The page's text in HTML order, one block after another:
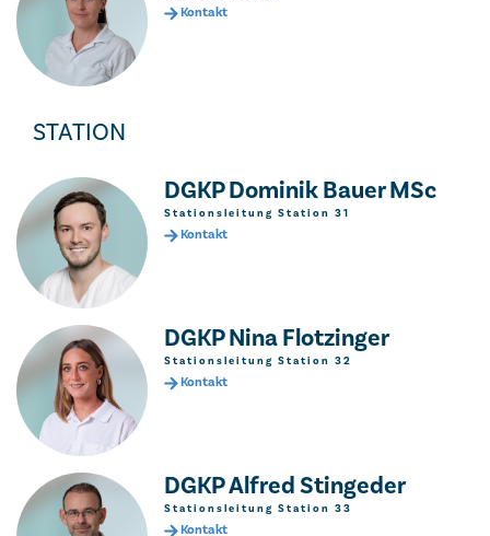
Kontakt
STATION
DGKP Dominik Bauer MSc
Stationsleitung Station 31
Kontakt
DGKP Nina Flotzinger
Stationsleitung Station 32
Kontakt
DGKP Alfred Stingeder
Stationsleitung Station 33
Kontakt